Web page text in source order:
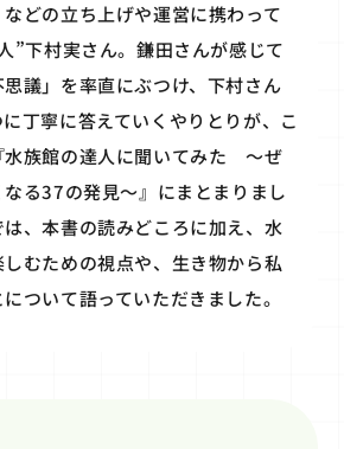
などの立ち上げや運営に携わって
”下村実さん。鎌田さんが感じて
議」を率直にぶつけ、下村さん
丁寧に答えていくやりとりが、こ
水族館の達人に聞いてみた ～ぜ
る37の発見～』にまとまりまし
、本書の読みどころに加え、水
むための視点や、生き物から私
ついて語っていただきました。